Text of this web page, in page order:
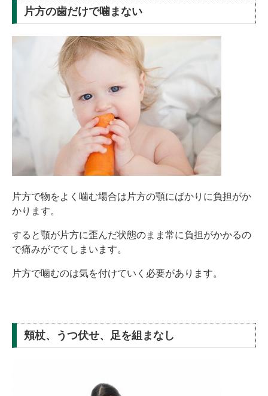
片方の歯だけで噛まない
片方で物をよく噛む場合は片方の顎にばかりに負担がか
かります。
すると顎が片方に歪んだ状態のまま常に負担がかかるの
で痛みがでてしまいます。
片方で噛むのは気を付けていく必要があります。
頬杖、うつ伏せ、足を組まなし